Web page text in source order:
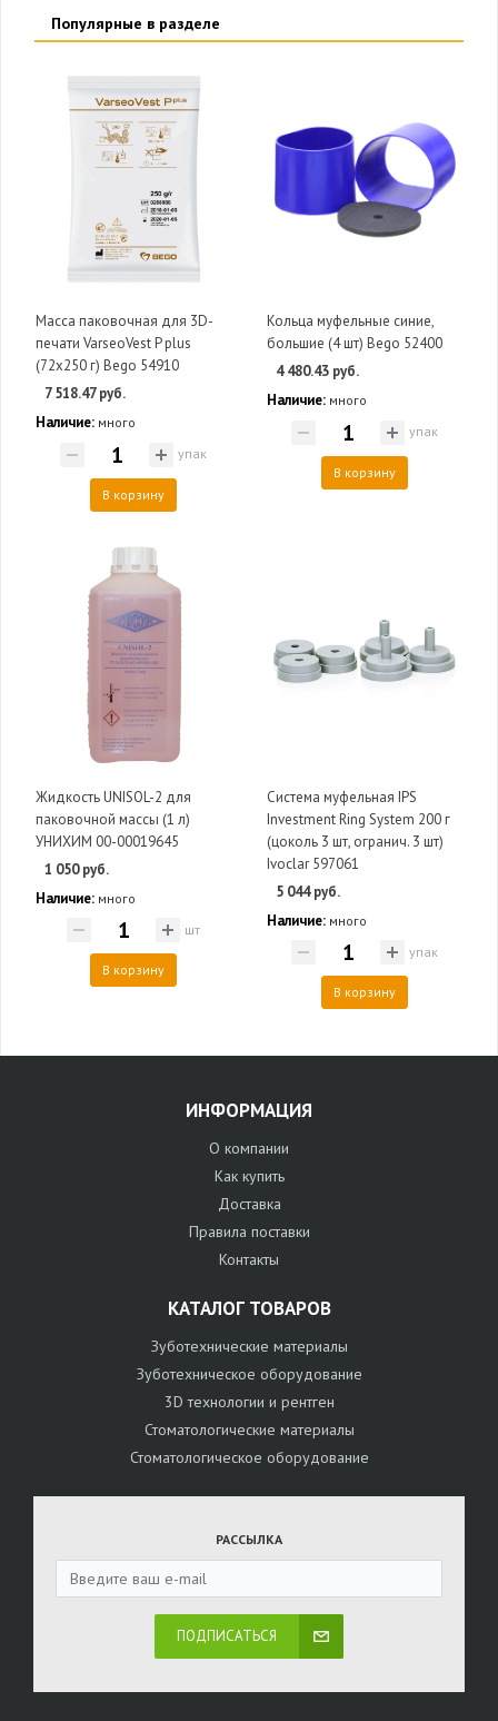
Популярные в разделе
Масса паковочная для 3D-
печати VarseoVest P plus
(72х250 г) Bego 54910
7 518.47 руб.
Наличие: много
упак
В корзину
Кольца муфельные синие,
большие (4 шт) Bego 52400
4 480.43 руб.
Наличие: много
упак
В корзину
Жидкость UNISOL-2 для
паковочной массы (1 л)
УНИХИМ 00-00019645
1 050 руб.
Наличие: много
шт
В корзину
Система муфельная IPS
Investment Ring System 200 г
(цоколь 3 шт, огранич. 3 шт)
Ivoclar 597061
5 044 руб.
Наличие: много
упак
В корзину
ИНФОРМАЦИЯ
О компании
Как купить
Доставка
Правила поставки
Контакты
КАТАЛОГ ТОВАРОВ
Зуботехнические материалы
Зуботехническое оборудование
3D технологии и рентген
Стоматологические материалы
Стоматологическое оборудование
РАССЫЛКА
ПОДПИСАТЬСЯ